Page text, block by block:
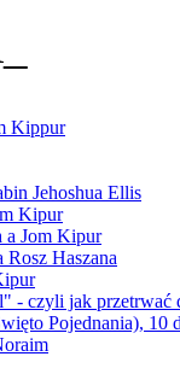
Kippur
Jehoshua Ellis
Kipur
a Jom Kipur
Haszana
- czyli jak przetrwać
Pojednania), 10